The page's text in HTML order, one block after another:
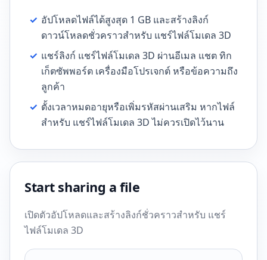
✓ อัปโหลดไฟล์ได้สูงสุด 1 GB และสร้างลิงก์
ดาวน์โหลดชั่วคราวสำหรับ แชร์ไฟล์โมเดล 3D
✓ แชร์ลิงก์ แชร์ไฟล์โมเดล 3D ผ่านอีเมล แชต ทิก
เก็ตซัพพอร์ต เครื่องมือโปรเจกต์ หรือข้อความถึง
ลูกค้า
✓ ตั้งเวลาหมดอายุหรือเพิ่มรหัสผ่านเสริม หากไฟล์
สำหรับ แชร์ไฟล์โมเดล 3D ไม่ควรเปิดไว้นาน
Start sharing a file
เปิดตัวอัปโหลดและสร้างลิงก์ชั่วคราวสำหรับ แชร์
ไฟล์โมเดล 3D